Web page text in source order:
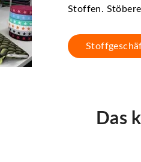
Stoffen.
Das